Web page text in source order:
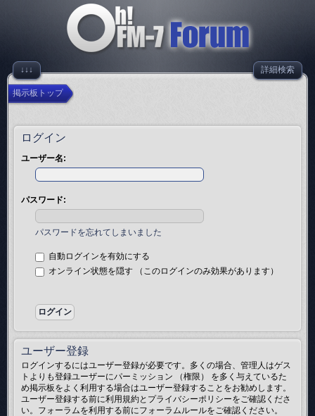
↓↓↓ 詳細検索
掲示板トップ
ログイン
ユーザー名:
パスワード:
パスワードを忘れてしまいました
自動ログインを有効にする
オンライン状態を隠す （このログインのみ効果があります）
ユーザー登録
ログインするにはユーザー登録が必要です。多くの場合、管理人はゲス
トよりも登録ユーザーにパーミッション （権限） を多く与えているた
め掲示板をよく利用する場合はユーザー登録することをお勧めします。
ユーザー登録する前に利用規約とプライバシーポリシーをご確認くださ
い。フォーラムを利用する前にフォーラムルールをご確認ください。